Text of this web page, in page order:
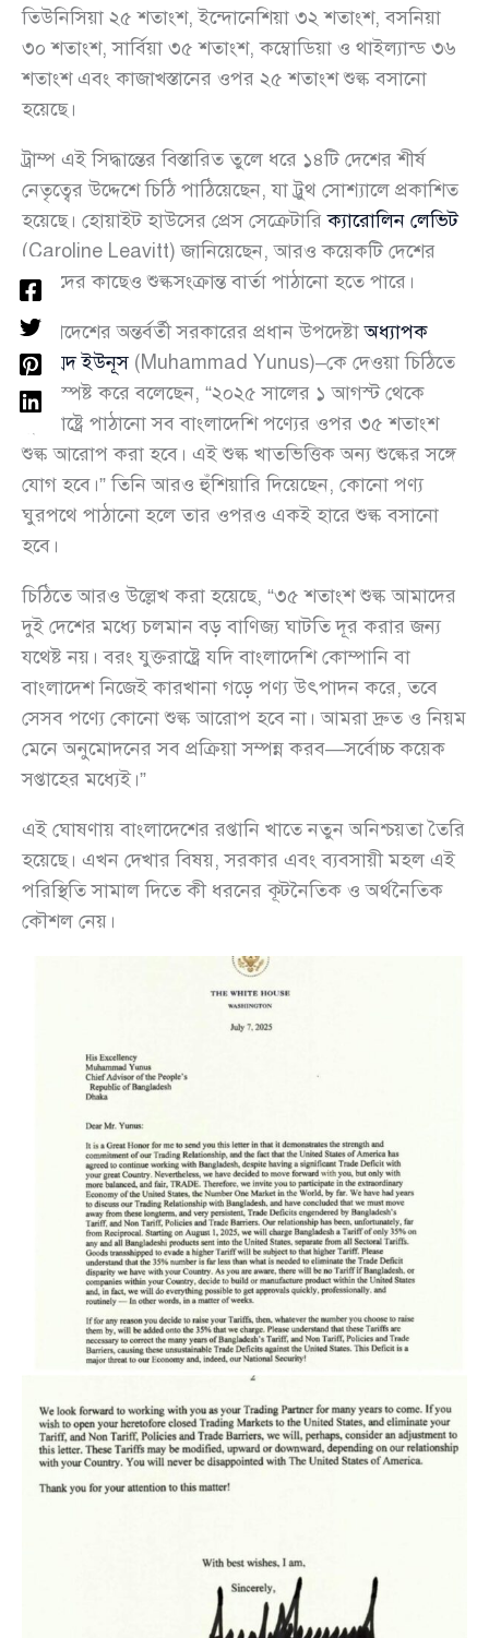
তিউনিসিয়া ২৫ শতাংশ, ইন্দোনেশিয়া ৩২ শতাংশ, বসনিয়া
৩০ শতাংশ, সার্বিয়া ৩৫ শতাংশ, কম্বোডিয়া ও থাইল্যান্ড ৩৬
শতাংশ এবং কাজাখস্তানের ওপর ২৫ শতাংশ শুল্ক বসানো
হয়েছে।
ট্রাম্প এই সিদ্ধান্তের বিস্তারিত তুলে ধরে ১৪টি দেশের শীর্ষ
নেতৃত্বের উদ্দেশে চিঠি পাঠিয়েছেন, যা ট্রুথ সোশ্যালে প্রকাশিত
হয়েছে। হোয়াইট হাউসের প্রেস সেক্রেটারিক্যারোলিন লেভিট
(Caroline Leavitt) জানিয়েছেন, আরও কয়েকটি দেশের
নেতাদের কাছেও শুল্কসংক্রান্ত বার্তা পাঠানো হতে পারে।
বাংলাদেশের অন্তর্বর্তী সরকারের প্রধান উপদেষ্টাঅধ্যাপক
মুহাম্মদ ইউনূস(Muhammad Yunus)–কে দেওয়া চিঠিতে
ট্রাম্প স্পষ্ট করে বলেছেন, “২০২৫ সালের ১ আগস্ট থেকে
যুক্তরাষ্ট্রে পাঠানো সব বাংলাদেশি পণ্যের ওপর ৩৫ শতাংশ
শুল্ক আরোপ করা হবে। এই শুল্ক খাতভিত্তিক অন্য শুল্কের সঙ্গে
যোগ হবে।” তিনি আরও হুঁশিয়ারি দিয়েছেন, কোনো পণ্য
ঘুরপথে পাঠানো হলে তার ওপরও একই হারে শুল্ক বসানো
হবে।
চিঠিতে আরও উল্লেখ করা হয়েছে, “৩৫ শতাংশ শুল্ক আমাদের
দুই দেশের মধ্যে চলমান বড় বাণিজ্য ঘাটতি দূর করার জন্য
যথেষ্ট নয়। বরং যুক্তরাষ্ট্রে যদি বাংলাদেশি কোম্পানি বা
বাংলাদেশ নিজেই কারখানা গড়ে পণ্য উৎপাদন করে, তবে
সেসব পণ্যে কোনো শুল্ক আরোপ হবে না। আমরা দ্রুত ও নিয়ম
মেনে অনুমোদনের সব প্রক্রিয়া সম্পন্ন করব—সর্বোচ্চ কয়েক
সপ্তাহের মধ্যেই।”
এই ঘোষণায় বাংলাদেশের রপ্তানি খাতে নতুন অনিশ্চয়তা তৈরি
হয়েছে। এখন দেখার বিষয়, সরকার এবং ব্যবসায়ী মহল এই
পরিস্থিতি সামাল দিতে কী ধরনের কূটনৈতিক ও অর্থনৈতিক
কৌশল নেয়।